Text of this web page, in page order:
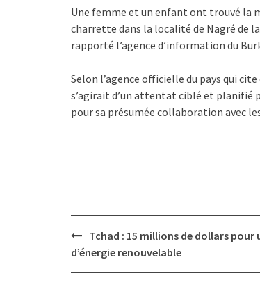
Une femme et un enfant ont trouvé la
charrette dans la localité de Nagré de
rapporté l’agence d’information du
Selon l’agence officielle du pays qui
s’agirait d’un attentat ciblé et planifié
pour sa présumée collaboration avec
Post
navigation
Tchad : 15 millions de dollars pour
d’énergie renouvelable